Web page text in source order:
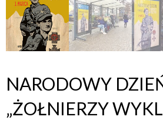
NARODOWY
„ŻOŁNIERZY